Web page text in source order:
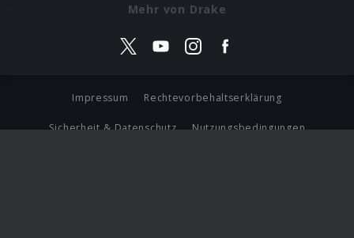
Mehr von Drake
Impressum Rechtevorbehaltserklärung
Sicherheit & Datenschutz Nutzungsbedingungen